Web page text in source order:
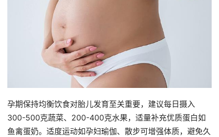
孕期保持均衡饮食对胎儿发育至关重要，建议每日摄入
300-500克蔬菜、200-400克水果，适量补充优质蛋白如
鱼禽蛋奶。适度运动如孕妇瑜伽、散步可增强体质，避免久